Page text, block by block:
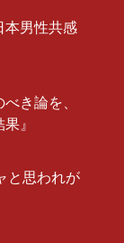
本男性共感
き論を、
』
と思われが